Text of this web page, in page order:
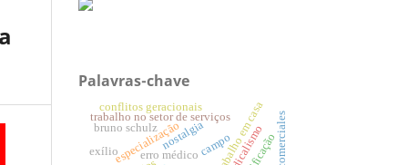
Palavras-chave
erro médico
especialização
trabalho no setor de serviçostrabalho em casa
conflitos geracionais
sindicalismo
campo
nostalgia
exílio
bruno schulz